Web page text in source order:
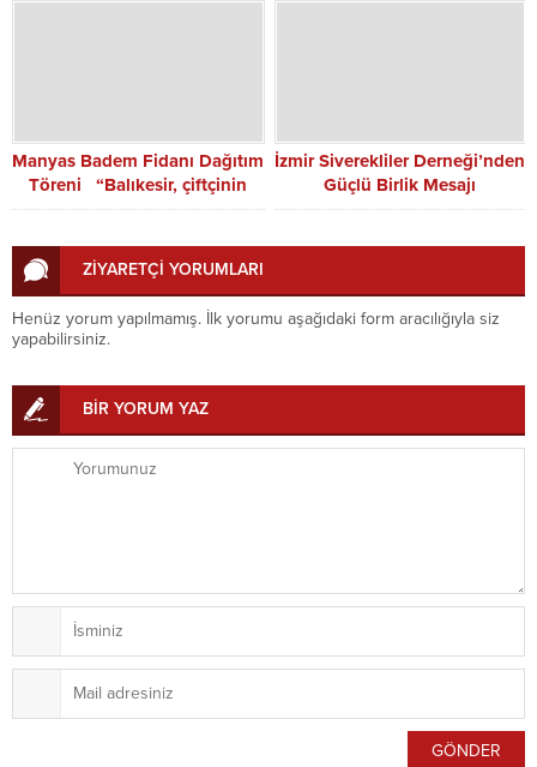
Manyas Badem Fidanı Dağıtım
Töreni “Balıkesir, çiftçinin
kazandığı bir il olacak”
İzmir Siverekliler Derneği’nden
Güçlü Birlik Mesajı
ZİYARETÇİ YORUMLARI
Henüz yorum yapılmamış. İlk yorumu aşağıdaki form aracılığıyla siz
yapabilirsiniz.
BİR YORUM YAZ